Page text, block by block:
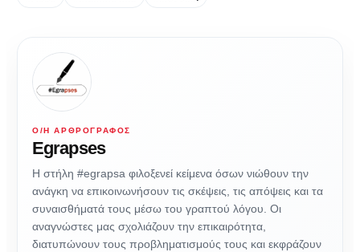
Ο/Η ΑΡΘΡΟΓΡΆΦΟΣ
Egrapses
Η στήλη #egrapsa φιλοξενεί κείμενα όσων νιώθουν την
ανάγκη να επικοινωνήσουν τις σκέψεις, τις απόψεις και τα
συναισθήματά τους μέσω του γραπτού λόγου. Οι
αναγνώστες μας σχολιάζουν την επικαιρότητα,
διατυπώνουν τους προβληματισμούς τους και εκφράζουν